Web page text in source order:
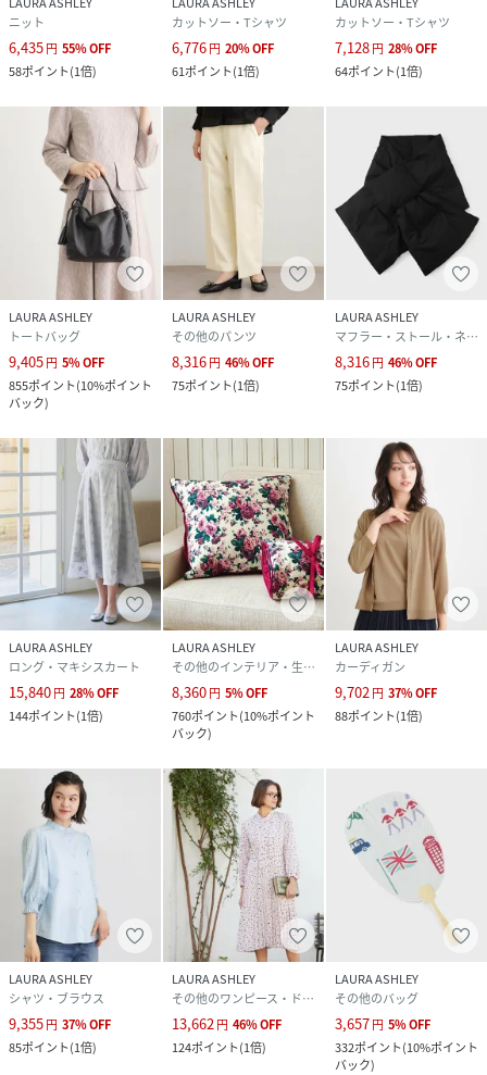
ニット
6,435円 55%OFF
58ポイント(1倍)
カットソー・Tシャツ
6,776円 20%OFF
61ポイント(1倍)
カットソー・Tシャツ
7,128円 28%OFF
64ポイント(1倍)
LAURA ASHLEY
トートバッグ
9,405円 5%OFF
855ポイント(10%ポイント
バック)
LAURA ASHLEY
その他のパンツ
8,316円 46%OFF
75ポイント(1倍)
LAURA ASHLEY
マフラー・ストール・ネックウォーマー
8,316円 46%OFF
75ポイント(1倍)
LAURA ASHLEY
ロング・マキシスカート
15,840円 28%OFF
144ポイント(1倍)
LAURA ASHLEY
その他のインテリア・生活雑貨
8,360円 5%OFF
760ポイント(10%ポイント
バック)
LAURA ASHLEY
カーディガン
9,702円 37%OFF
88ポイント(1倍)
LAURA ASHLEY
シャツ・ブラウス
9,355円 37%OFF
85ポイント(1倍)
LAURA ASHLEY
その他のワンピース・ドレス
13,662 円 46%OFF
124ポイント(1倍)
LAURA ASHLEY
その他のバッグ
3,657円 5%OFF
332ポイント(10%ポイント
バック)